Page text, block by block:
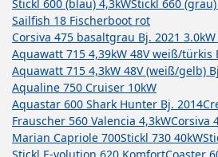
Stickl 600 (blau) 4,3kWStickl 660
Sailfish 18 Fischerboot rot
Corsiva 475 basaltgrau Bj. 2021
Aquawatt 715 4,39kW 48V weiß/türkis
Aquawatt 715 4,3kW 48V (weiß/gelb)
Aqualine 750 Cruiser 10kW
Aquastar 600 Shark Hunter Bj. 2014
Frauscher 560 Valencia 4,3kWCorsiva
Marian Capriole 700Stickl 730 40kW